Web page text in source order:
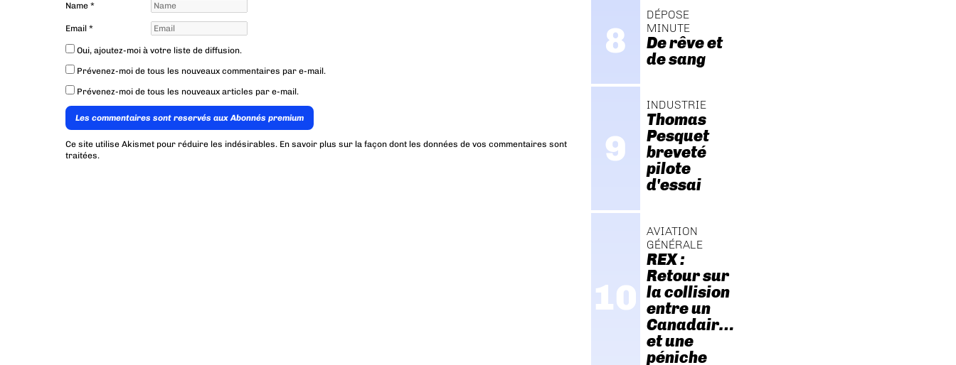
Name *
Email *
Oui, ajoutez-moi à votre liste de diffusion.
Prévenez-moi de tous les nouveaux commentaires par e-mail.
Prévenez-moi de tous les nouveaux articles par e-mail.
Les commentaires sont reservés aux Abonnés premium
Ce site utilise Akismet pour réduire les indésirables. En savoir plus sur la façon dont les données de vos commentaires sont
traitées.
DÉPOSE
MINUTE
De rêve et
de sang
INDUSTRIE
Thomas
Pesquet
breveté
pilote
d'essai
AVIATION
GÉNÉRALE
REX :
Retour sur
la collision
entre un
Canadair…
et une
péniche